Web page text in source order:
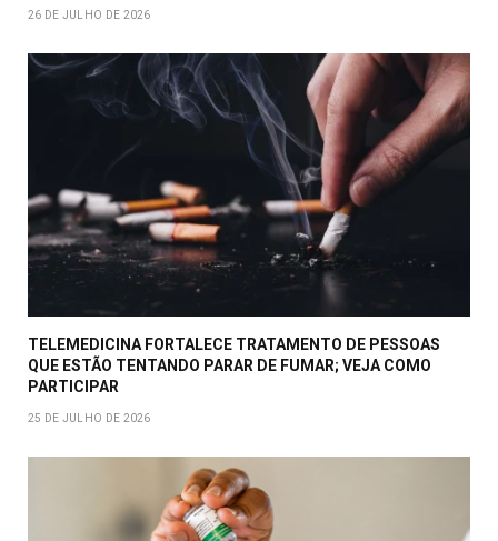
26 DE JULHO DE 2026
TELEMEDICINA FORTALECE TRATAMENTO DE PESSOAS
QUE ESTÃO TENTANDO PARAR DE FUMAR; VEJA COMO
PARTICIPAR
25 DE JULHO DE 2026